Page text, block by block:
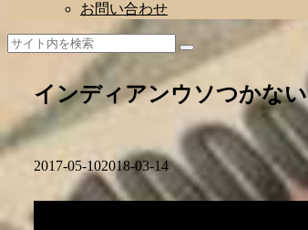
お問い合わせ
インディアンウソつかない
2017-05-102018-03-14